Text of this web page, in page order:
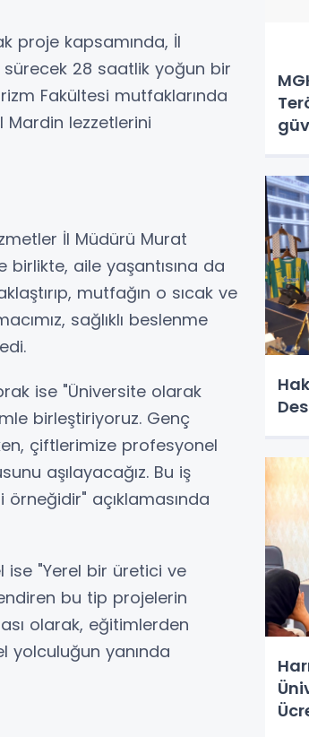
proje kapsamında, İl
28 saatlik yoğun bir
Fakültesi mutfaklarında
lezzetlerini
İl Müdürü Murat
aile yaşantısına da
mutfağın o sıcak ve
sağlıklı beslenme
ise "Üniversite olarak
birleştiriyoruz. Genç
çiftlerimize profesyonel
aşılayacağız. Bu iş
örneğidir" açıklamasında
ise "Yerel bir üretici ve
bu tip projelerin
olarak, eğitimlerden
yanında